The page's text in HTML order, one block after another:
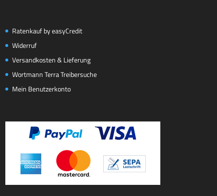
Ratenkauf by easyCredit
Widerruf
Versandkosten & Lieferung
Wortmann Terra Treibersuche
Mein Benutzerkonto